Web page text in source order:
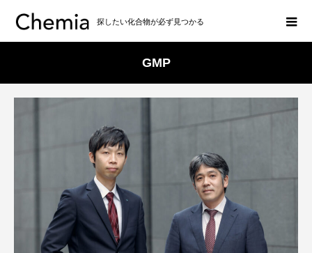
探したい化合物が必ず見つかる
GMP